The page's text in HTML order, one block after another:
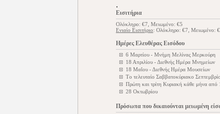
.
Εισιτήρια
Ολόκληρο: €7, Μειωμένο: €5
Ενιαίο Εισιτήριο: Ολόκληρο: €7, Μειωμένο:
Ημέρες Ελευθέρας Εισόδου
6 Μαρτίου - Μνήμη Μελίνας Μερκούρη
18 Απριλίου - Διεθνής Ημέρα Μνημείων
18 Μαΐου - Διεθνής Ημέρα Μουσείων
Tο τελευταίο Σαββατοκύριακο
Πρώτη και τρίτη Κυριακή κάθε μήνα
28 Οκτωβρίου
Πρόσωπα που δικαιούνται μειωμένη